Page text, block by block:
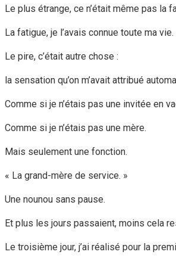
Le plus étrange, ce n’était même pas la
La fatigue, je l’avais connue toute ma vie.
Le pire, c’était autre chose :
la sensation qu’on m’avait attribué
Comme si je n’étais pas une invitée en
Comme si je n’étais pas une mère.
Mais seulement une fonction.
« La grand-mère de service. »
Une nounou sans pause.
Et plus les jours passaient, moins cela
Le troisième jour, j’ai réalisé pour la